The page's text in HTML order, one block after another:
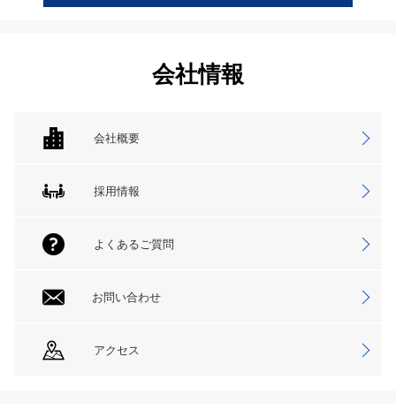
会社情報
会社概要
採用情報
よくあるご質問
お問い合わせ
アクセス